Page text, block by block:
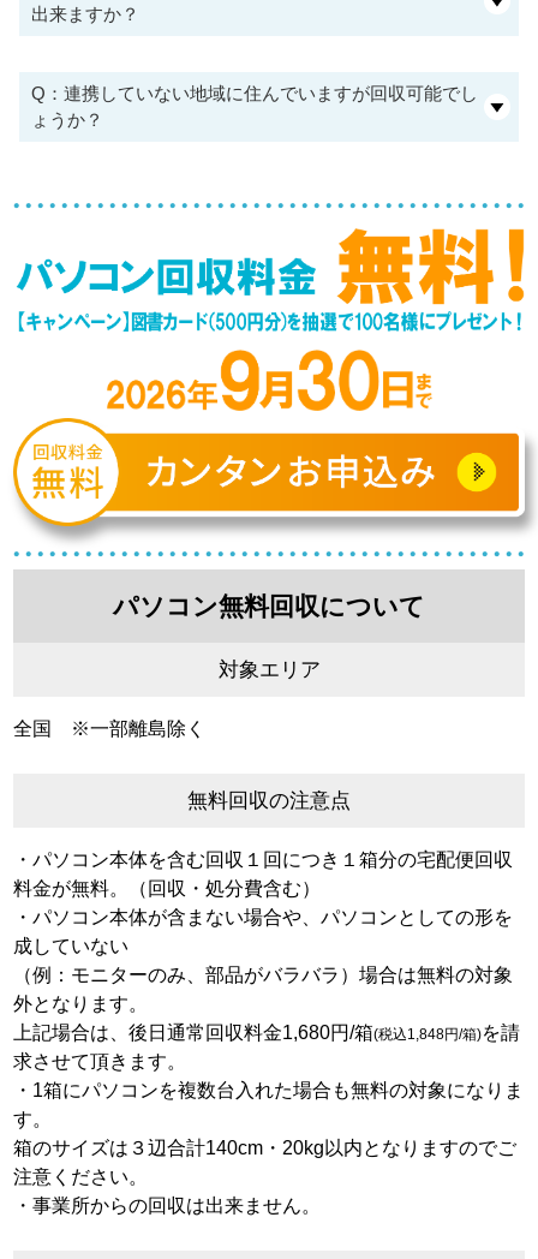
出来ますか？
Q：連携していない地域に住んでいますが回収可能でし
ょうか？
パソコン無料回収について
対象エリア
全国 ※一部離島除く
無料回収の注意点
・パソコン本体を含む回収１回につき１箱分の宅配便回収
料金が無料。（回収・処分費含む）
・パソコン本体が含まない場合や、パソコンとしての形を
成していない
（例：モニターのみ、部品がバラバラ）場合は無料の対象
外となります。
上記場合は、後日通常回収料金1,680円/箱(税込1,848円/箱)を請
求させて頂きます。
・1箱にパソコンを複数台入れた場合も無料の対象になりま
す。
箱のサイズは３辺合計140cm・20kg以内となりますのでご
注意ください。
・事業所からの回収は出来ません。